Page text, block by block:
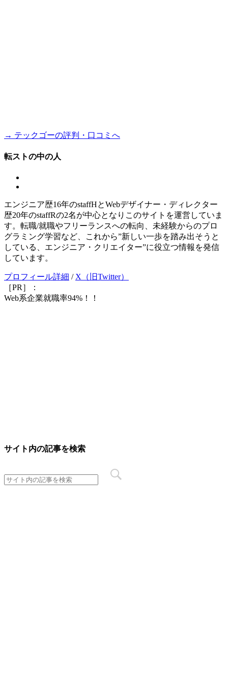
→ テックゴーの評判・口コミへ
転ストの中の人
エンジニア歴16年のstaffHとWebデザイナー・ディレクター
歴20年のstaffRの2名が中心となりこのサイトを運営していま
す。転職/就職やフリーランスへの転向、未経験からのプロ
グラミング学習など、これから”新しい一歩を踏み出そうと
している、エンジニア・クリエイター”に役立つ情報を発信
しています。
プロフィール詳細 / X（旧Twitter）
［PR］：
Web系企業就職率94%！！
サイト内の記事を検索